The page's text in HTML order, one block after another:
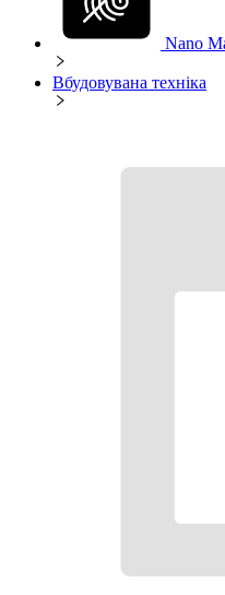
Nano
Вбудовувана техніка